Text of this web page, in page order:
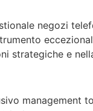
negozi
strategiche e
management